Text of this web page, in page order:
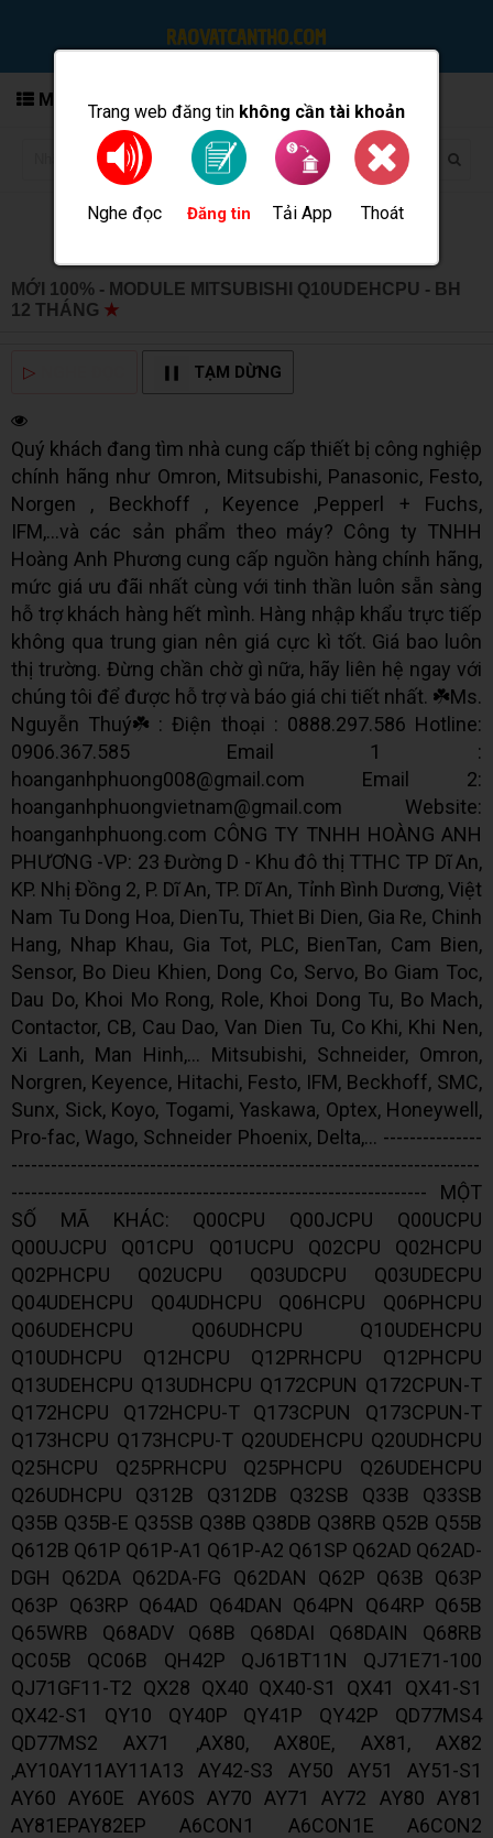
Trang web đăng tin không cần tài khoản
Nghe đọc Đăng tin Tải App Thoát
MENU
MỚI 100% - MODULE MITSUBISHI Q10UDEHCPU - BH
12 THÁNG ★
▷ TẠM DỪNG
Quý khách đang tìm nhà cung cấp thiết bị công nghiệp
chính hãng như Omron, Mitsubishi, Panasonic, Festo,
Norgen , Beckhoff , Keyence ,Pepperl + Fuchs,
IFM,...và các sản phẩm theo máy? Công ty TNHH
Hoàng Anh Phương cung cấp nguồn hàng chính hãng,
mức giá ưu đãi nhất cùng với tinh thần luôn sẵn sàng
hỗ trợ khách hàng hết mình. Hàng nhập khẩu trực tiếp
không qua trung gian nên giá cực kì tốt. Giá bao luôn
thị trường. Đừng chần chờ gì nữa, hãy liên hệ ngay với
chúng tôi để được hỗ trợ và báo giá chi tiết nhất. ☘️Ms.
Nguyễn Thuý☘️ : Điện thoại : 0888.297.586 Hotline:
0906.367.585 Email 1 :
hoanganhphuong008@gmail.com Email 2:
hoanganhphuongvietnam@gmail.com Website:
hoanganhphuong.com CÔNG TY TNHH HOÀNG ANH
PHƯƠNG -VP: 23 Đường D - Khu đô thị TTHC TP Dĩ An,
KP. Nhị Đồng 2, P. Dĩ An, TP. Dĩ An, Tỉnh Bình Dương, Việt
Nam Tu Dong Hoa, DienTu, Thiet Bi Dien, Gia Re, Chinh
Hang, Nhap Khau, Gia Tot, PLC, BienTan, Cam Bien,
Sensor, Bo Dieu Khien, Dong Co, Servo, Bo Giam Toc,
Dau Do, Khoi Mo Rong, Role, Khoi Dong Tu, Bo Mach,
Contactor, CB, Cau Dao, Van Dien Tu, Co Khi, Khi Nen,
Xi Lanh, Man Hinh,... Mitsubishi, Schneider, Omron,
Norgren, Keyence, Hitachi, Festo, IFM, Beckhoff, SMC,
Sunx, Sick, Koyo, Togami, Yaskawa, Optex, Honeywell,
Pro-fac, Wago, Schneider Phoenix, Delta,... ---------------
-----------------------------------------------------------------------
--------------------------------------------------------------- MỘT
SỐ MÃ KHÁC: Q00CPU Q00JCPU Q00UCPU
Q00UJCPU Q01CPU Q01UCPU Q02CPU Q02HCPU
Q02PHCPU Q02UCPU Q03UDCPU Q03UDECPU
Q04UDEHCPU Q04UDHCPU Q06HCPU Q06PHCPU
Q06UDEHCPU Q06UDHCPU Q10UDEHCPU
Q10UDHCPU Q12HCPU Q12PRHCPU Q12PHCPU
Q13UDEHCPU Q13UDHCPU Q172CPUN Q172CPUN-T
Q172HCPU Q172HCPU-T Q173CPUN Q173CPUN-T
Q173HCPU Q173HCPU-T Q20UDEHCPU Q20UDHCPU
Q25HCPU Q25PRHCPU Q25PHCPU Q26UDEHCPU
Q26UDHCPU Q312B Q312DB Q32SB Q33B Q33SB
Q35B Q35B-E Q35SB Q38B Q38DB Q38RB Q52B Q55B
Q612B Q61P Q61P-A1 Q61P-A2 Q61SP Q62AD Q62AD-
DGH Q62DA Q62DA-FG Q62DAN Q62P Q63B Q63P
Q63P Q63RP Q64AD Q64DAN Q64PN Q64RP Q65B
Q65WRB Q68ADV Q68B Q68DAI Q68DAIN Q68RB
QC05B QC06B QH42P QJ61BT11N QJ71E71-100
QJ71GF11-T2 QX28 QX40 QX40-S1 QX41 QX41-S1
QX42-S1 QY10 QY40P QY41P QY42P QD77MS4
QD77MS2 AX71 ,AX80, AX80E, AX81, AX82
,AY10AY11AY11A13 AY42-S3 AY50 AY51 AY51-S1
AY60 AY60E AY60S AY70 AY71 AY72 AY80 AY81
AY81EPAY82EP A6CON1 A6CON1E A6CON2